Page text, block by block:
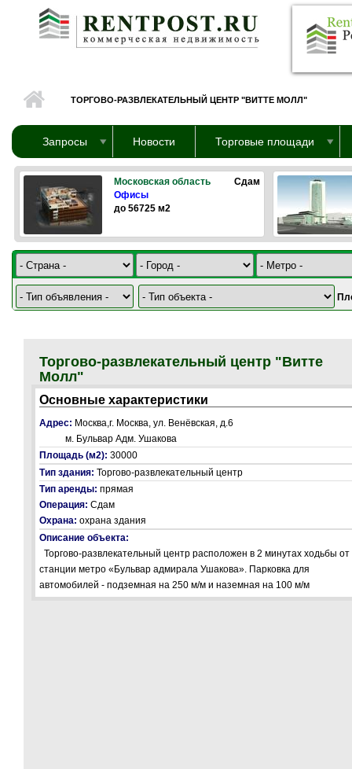
Перейти к основному содержанию
ТОРГОВО-РАЗВЛЕКАТЕЛЬНЫЙ ЦЕНТР "ВИТТЕ МОЛЛ"
Запросы Новости Торговые площади
Московская область
Сдам
Офисы
до 56725 м2
Торгово-развлекательный центр "Витте
Молл"
Основные характеристики
Адрес: Москва,г. Москва, ул. Венёвская, д.6
м. Бульвар Адм. Ушакова
Площадь (м2): 30000
Тип здания: Торгово-развлекательный центр
Тип аренды: прямая
Операция: Сдам
Охрана: охрана здания
Описание объекта:
Торгово-развлекательный центр расположен в 2 минутах ходьбы от
станции метро «Бульвар адмирала Ушакова». Парковка для
автомобилей - подземная на 250 м/м и наземная на 100 м/м